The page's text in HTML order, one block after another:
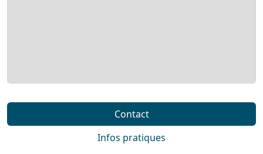
Contact
Infos pratiques